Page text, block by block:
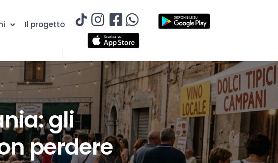
Il progetto
gli
perdere